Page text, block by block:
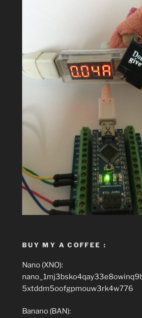
BUY MY A COFFEE :
Nano (XNO):
5xtddm5oofgpmouw3rk4w776
Banano (BAN):